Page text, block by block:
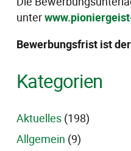
unter
Bewerbungsfrist ist
Kategorien
Aktuelles (198)
Allgemein (9)